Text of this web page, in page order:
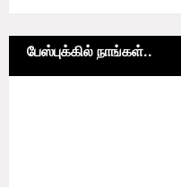
பேஸ்புக்கில் நாங்கள்..